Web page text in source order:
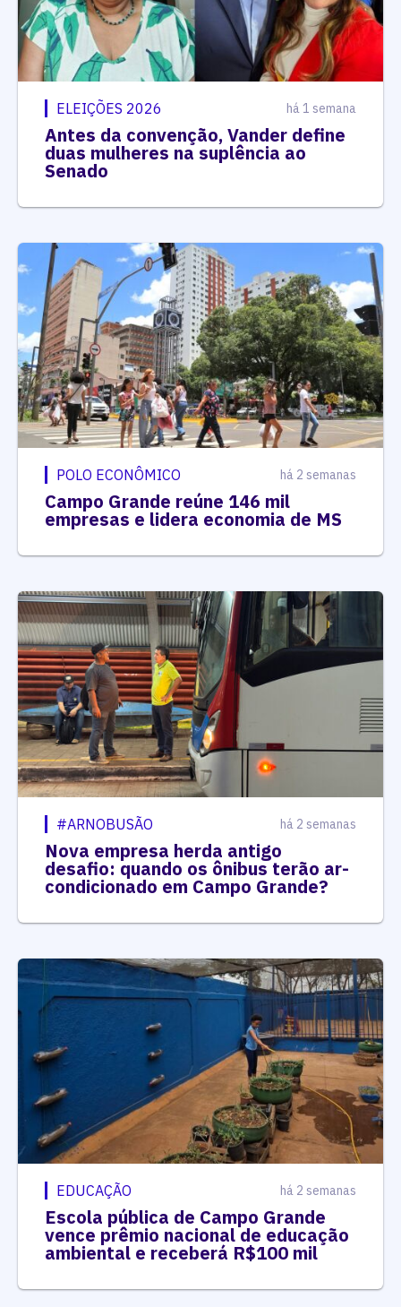
ELEIÇÕES 2026 há 1 semana
Antes da convenção, Vander define
duas mulheres na suplência ao
Senado
POLO ECONÔMICO há 2 semanas
Campo Grande reúne 146 mil
empresas e lidera economia de MS
#ARNOBUSÃO há 2 semanas
Nova empresa herda antigo
desafio: quando os ônibus terão ar-
condicionado em Campo Grande?
EDUCAÇÃO há 2 semanas
Escola pública de Campo Grande
vence prêmio nacional de educação
ambiental e receberá R$100 mil